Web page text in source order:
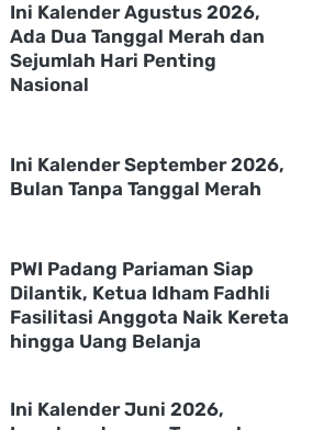
Ini Kalender Agustus 2026,
Ada Dua Tanggal Merah dan
Sejumlah Hari Penting
Nasional
Ini Kalender September 2026,
Bulan Tanpa Tanggal Merah
PWI Padang Pariaman Siap
Dilantik, Ketua Idham Fadhli
Fasilitasi Anggota Naik Kereta
hingga Uang Belanja
Ini Kalender Juni 2026,